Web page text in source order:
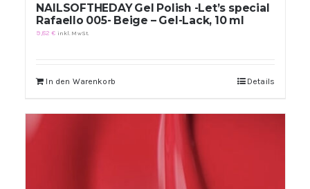
NAILSOFTHEDAY Gel Polish -Let’s special
Rafaello 005- Beige – Gel-Lack, 10 ml
9,82€ inkl. MwSt.
In den Warenkorb Details